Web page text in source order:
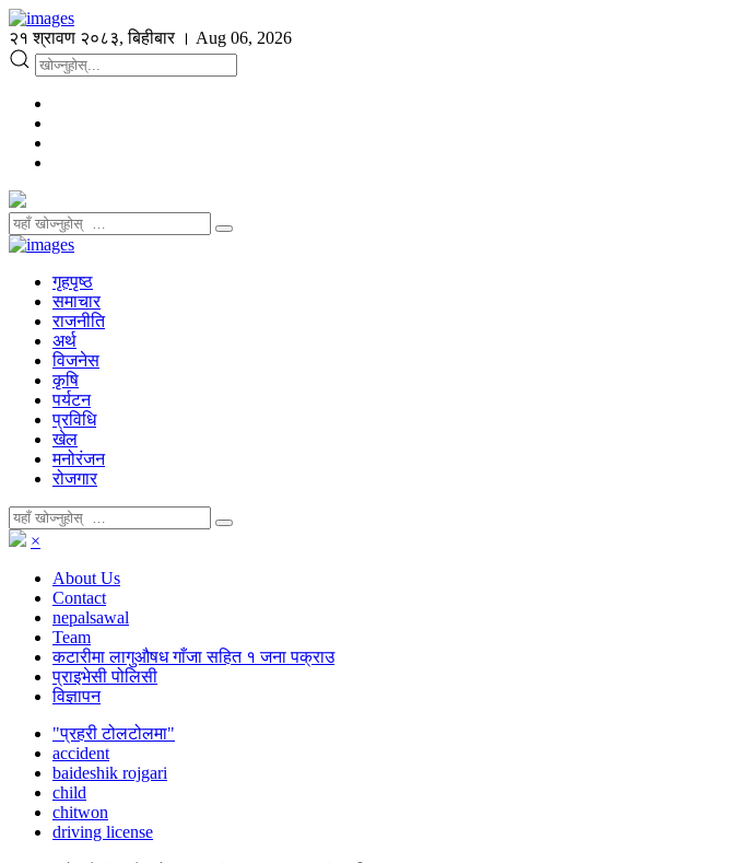
२१ श्रावण २०८३, बिहीबार । Aug 06, 2026
गृहपृष्ठ
समाचार
राजनीति
अर्थ
विजनेस
कृषि
पर्यटन
प्रविधि
खेल
मनोरंजन
रोजगार
×
About Us
Contact
nepalsawal
Team
कटारीमा लागुऔषध गाँजा सहित १ जना पक्राउ
प्राइभेसी पोलिसी
विज्ञापन
"प्रहरी टोलटोलमा"
accident
baideshik rojgari
child
chitwon
driving license